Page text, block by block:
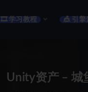
🎞️ 学习教程 🎪 引擎
Unity资产 – 城